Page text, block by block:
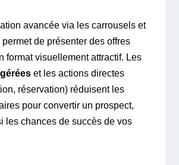
avancée via les carrousels et
permet de présenter des offres
format visuellement attractif. Les
et les actions directes
réservation) réduisent les
pour convertir un prospect,
les chances de succès de vos